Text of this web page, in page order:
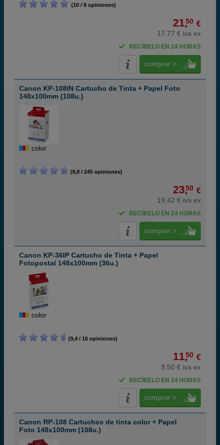
(10 / 9 opiniones)
21,50 €
17,77 € iva ex
RECÍBELO EN 24 HORAS
comprar >
Canon KP-108IN Cartucho de Tinta + Papel Foto
148x100mm (108u.)
color
(9,8 / 245 opiniones)
23,50 €
19,42 € iva ex
RECÍBELO EN 24 HORAS
comprar >
Canon KP-36IP Cartucho de Tinta + Papel
Fotopostal 148x100mm (36u.)
color
(9,4 / 16 opiniones)
11,50 €
9,50 € iva ex
RECÍBELO EN 24 HORAS
comprar >
Canon RP-108 Cartuchos de tinta color + Papel
Foto 148x100mm (108u.)